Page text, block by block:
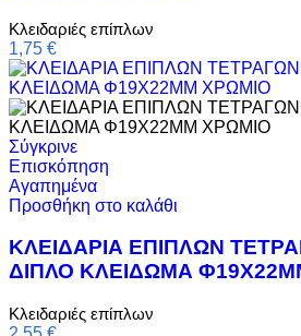
Κλειδαριές επίπλων
1,75 €
Σύγκρινε
Επισκόπηση
Αγαπημένα
Προσθήκη στο καλάθι
ΚΛΕΙΔΑΡΙΑ ΕΠΙΠΛΩΝ
ΔΙΠΛΟ ΚΛΕΙΔΩΜΑ
Κλειδαριές επίπλων